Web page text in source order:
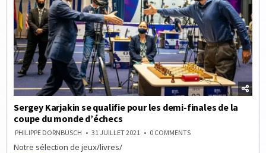
Sergey Karjakin se qualifie pour les demi-finales de la
coupe du monde d’échecs
PHILIPPE DORNBUSCH 31 JUILLET 2021 0 COMMENTSON
Notre sélection de jeux/livres/